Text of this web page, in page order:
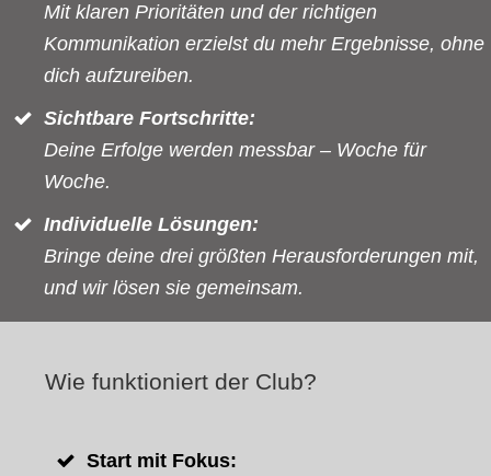
Mit klaren Prioritäten und der richtigen
Kommunikation erzielst du mehr Ergebnisse, ohne
dich aufzureiben.
Sichtbare Fortschritte:
Deine Erfolge werden messbar – Woche für
Woche.
Individuelle Lösungen:
Bringe deine drei größten Herausforderungen mit,
und wir lösen sie gemeinsam.
Wie funktioniert der Club?
Start mit Fokus: